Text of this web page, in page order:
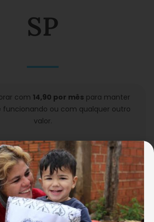
SP
com 14,90 por mês para manter
funcionando ou com qualquer outro
valor.
MINHA DOAÇÃO
desde abril de 1957, por meio de
de Assistência Social
Netto,serviços socioassistenciais